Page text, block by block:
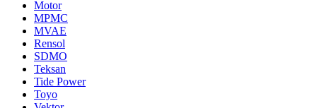
Motor
MPMC
MVAE
Rensol
SDMO
Teksan
Tide Power
Toyo